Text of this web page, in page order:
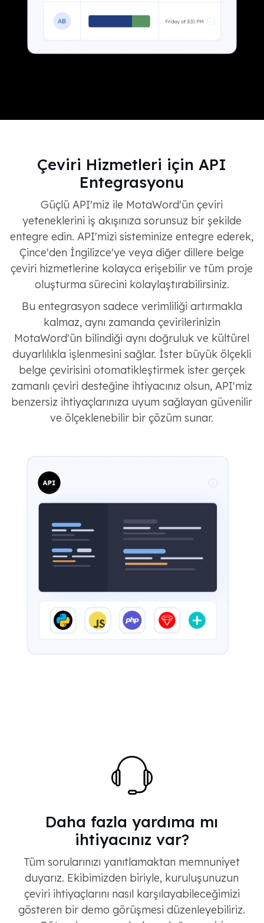
Çeviri Hizmetleri için API
Entegrasyonu
Güçlü API'miz ile MotaWord'ün çeviri
yeteneklerini iş akışınıza sorunsuz bir şekilde
entegre edin. API'mizi sisteminize entegre ederek,
Çince'den İngilizce'ye veya diğer dillere belge
çeviri hizmetlerine kolayca erişebilir ve tüm proje
oluşturma sürecini kolaylaştırabilirsiniz.
Bu entegrasyon sadece verimliliği artırmakla
kalmaz, aynı zamanda çevirilerinizin
MotaWord'ün bilindiği aynı doğruluk ve kültürel
duyarlılıkla işlenmesini sağlar. İster büyük ölçekli
belge çevirisini otomatikleştirmek ister gerçek
zamanlı çeviri desteğine ihtiyacınız olsun, API'miz
benzersiz ihtiyaçlarınıza uyum sağlayan güvenilir
ve ölçeklenebilir bir çözüm sunar.
Daha fazla yardıma mı
ihtiyacınız var?
Tüm sorularınızı yanıtlamaktan memnuniyet
duyarız. Ekibimizden biriyle, kuruluşunuzun
çeviri ihtiyaçlarını nasıl karşılayabileceğimizi
gösteren bir demo görüşmesi düzenleyebiliriz.